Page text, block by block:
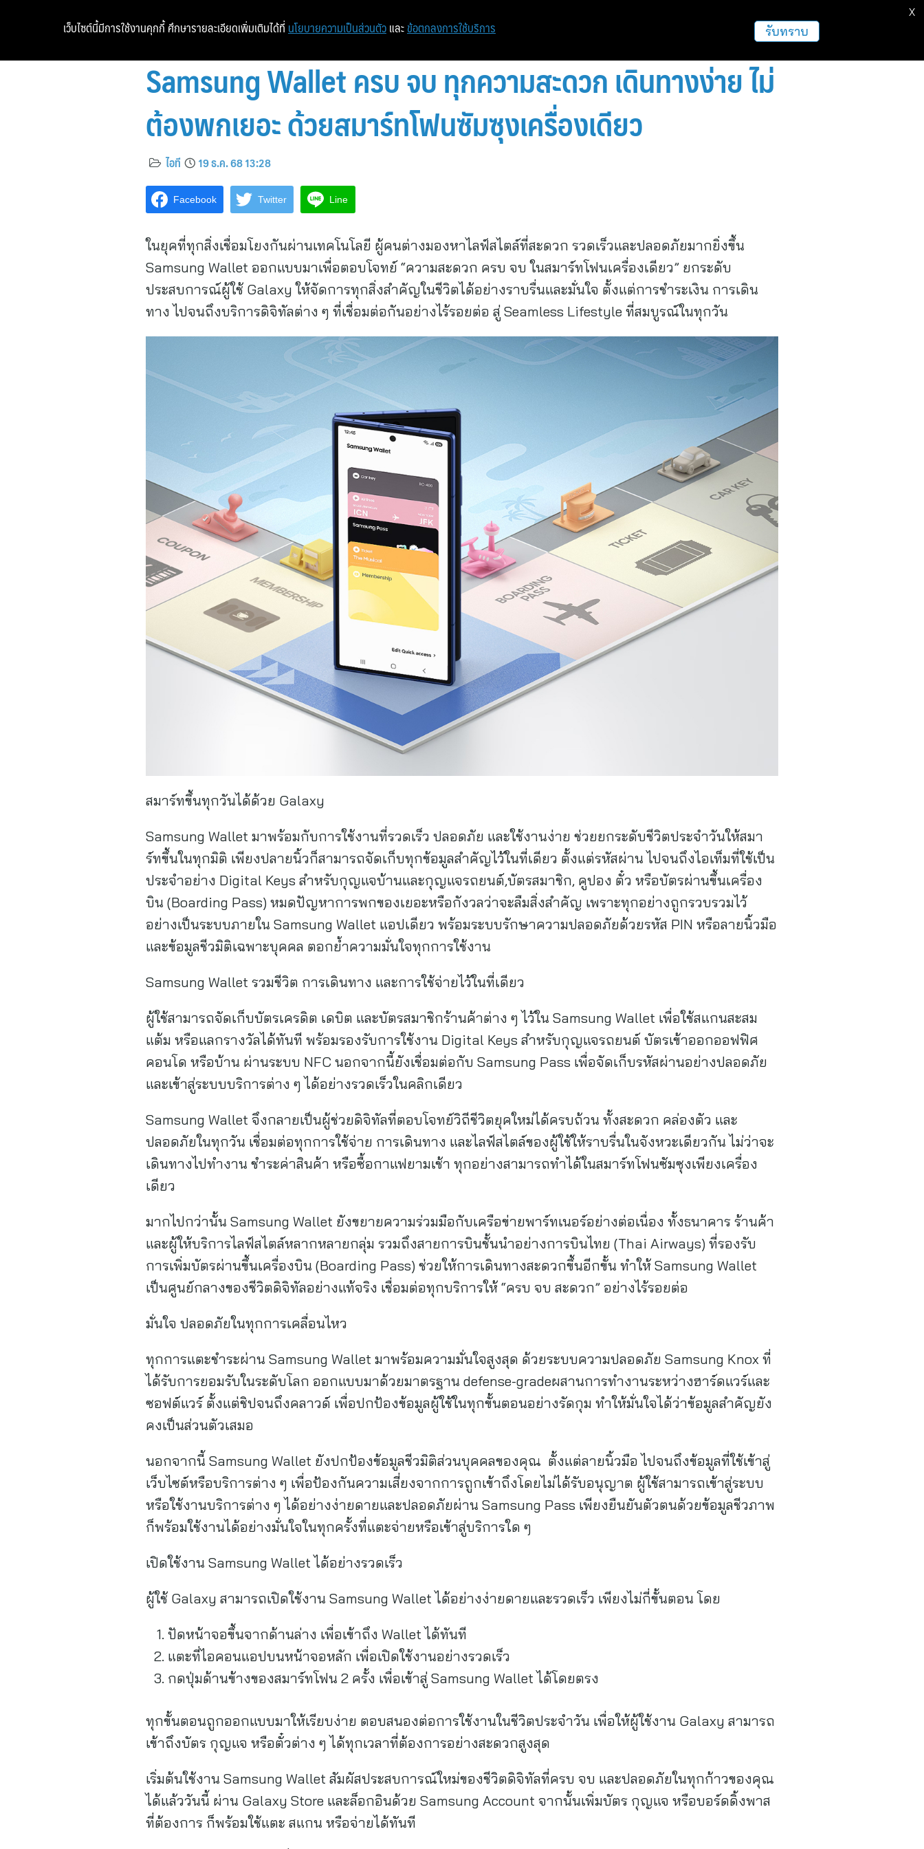
หน้าแรก ท่องเที่ยว ฝากข่าวประชาสัมพันธ์
Samsung Wallet ครบ จบ ทุกความสะดวก เดินทางง่าย ไม่
ต้องพกเยอะ ด้วยสมาร์ทโฟนซัมซุงเครื่องเดียว
ไอที 19 ธ.ค. 68 13:28
Facebook Twitter Line
ในยุคที่ทุกสิ่งเชื่อมโยงกันผ่านเทคโนโลยี ผู้คนต่างมองหาไลฟ์สไตล์ที่สะดวก รวดเร็วและปลอดภัยมากยิ่งขึ้น
Samsung Wallet ออกแบบมาเพื่อตอบโจทย์ “ความสะดวก ครบ จบ ในสมาร์ทโฟนเครื่องเดียว” ยกระดับ
ประสบการณ์ผู้ใช้ Galaxy ให้จัดการทุกสิ่งสำคัญในชีวิตได้อย่างราบรื่นและมั่นใจ ตั้งแต่การชำระเงิน การเดิน
ทาง ไปจนถึงบริการดิจิทัลต่าง ๆ ที่เชื่อมต่อกันอย่างไร้รอยต่อ สู่ Seamless Lifestyle ที่สมบูรณ์ในทุกวัน
สมาร์ทขึ้นทุกวันได้ด้วย Galaxy
Samsung Wallet มาพร้อมกับการใช้งานที่รวดเร็ว ปลอดภัย และใช้งานง่าย ช่วยยกระดับชีวิตประจำวันให้สมา
ร์ทขึ้นในทุกมิติ เพียงปลายนิ้วก็สามารถจัดเก็บทุกข้อมูลสำคัญไว้ในที่เดียว ตั้งแต่รหัสผ่าน ไปจนถึงไอเท็มที่ใช้เป็น
ประจำอย่าง Digital Keys สำหรับกุญแจบ้านและกุญแจรถยนต์,บัตรสมาชิก, คูปอง ตั๋ว หรือบัตรผ่านขึ้นเครื่อง
บิน (Boarding Pass) หมดปัญหาการพกของเยอะหรือกังวลว่าจะลืมสิ่งสำคัญ เพราะทุกอย่างถูกรวบรวมไว้
อย่างเป็นระบบภายใน Samsung Wallet แอปเดียว พร้อมระบบรักษาความปลอดภัยด้วยรหัส PIN หรือลายนิ้วมือ
และข้อมูลชีวมิติเฉพาะบุคคล ตอกย้ำความมั่นใจทุกการใช้งาน
Samsung Wallet รวมชีวิต การเดินทาง และการใช้จ่ายไว้ในที่เดียว
ผู้ใช้สามารถจัดเก็บบัตรเครดิต เดบิต และบัตรสมาชิกร้านค้าต่าง ๆ ไว้ใน Samsung Wallet เพื่อใช้สแกนสะสม
แต้ม หรือแลกรางวัลได้ทันที พร้อมรองรับการใช้งาน Digital Keys สำหรับกุญแจรถยนต์ บัตรเข้าออกออฟฟิศ
คอนโด หรือบ้าน ผ่านระบบ NFC นอกจากนี้ยังเชื่อมต่อกับ Samsung Pass เพื่อจัดเก็บรหัสผ่านอย่างปลอดภัย
และเข้าสู่ระบบบริการต่าง ๆ ได้อย่างรวดเร็วในคลิกเดียว
Samsung Wallet จึงกลายเป็นผู้ช่วยดิจิทัลที่ตอบโจทย์วิถีชีวิตยุคใหม่ได้ครบถ้วน ทั้งสะดวก คล่องตัว และ
ปลอดภัยในทุกวัน เชื่อมต่อทุกการใช้จ่าย การเดินทาง และไลฟ์สไตล์ของผู้ใช้ให้ราบรื่นในจังหวะเดียวกัน ไม่ว่าจะ
เดินทางไปทำงาน ชำระค่าสินค้า หรือซื้อกาแฟยามเช้า ทุกอย่างสามารถทำได้ในสมาร์ทโฟนซัมซุงเพียงเครื่อง
เดียว
มากไปกว่านั้น Samsung Wallet ยังขยายความร่วมมือกับเครือข่ายพาร์ทเนอร์อย่างต่อเนื่อง ทั้งธนาคาร ร้านค้า
และผู้ให้บริการไลฟ์สไตล์หลากหลายกลุ่ม รวมถึงสายการบินชั้นนำอย่างการบินไทย (Thai Airways) ที่รองรับ
การเพิ่มบัตรผ่านขึ้นเครื่องบิน (Boarding Pass) ช่วยให้การเดินทางสะดวกขึ้นอีกขั้น ทำให้ Samsung Wallet
เป็นศูนย์กลางของชีวิตดิจิทัลอย่างแท้จริง เชื่อมต่อทุกบริการให้ “ครบ จบ สะดวก” อย่างไร้รอยต่อ
มั่นใจ ปลอดภัยในทุกการเคลื่อนไหว
ทุกการแตะชำระผ่าน Samsung Wallet มาพร้อมความมั่นใจสูงสุด ด้วยระบบความปลอดภัย Samsung Knox ที่
ได้รับการยอมรับในระดับโลก ออกแบบมาด้วยมาตรฐาน defense-gradeผสานการทำงานระหว่างฮาร์ดแวร์และ
ซอฟต์แวร์ ตั้งแต่ชิปจนถึงคลาวด์ เพื่อปกป้องข้อมูลผู้ใช้ในทุกขั้นตอนอย่างรัดกุม ทำให้มั่นใจได้ว่าข้อมูลสำคัญยัง
คงเป็นส่วนตัวเสมอ
นอกจากนี้ Samsung Wallet ยังปกป้องข้อมูลชีวมิติส่วนบุคคลของคุณ ตั้งแต่ลายนิ้วมือ ไปจนถึงข้อมูลที่ใช้เข้าสู่
เว็บไซต์หรือบริการต่าง ๆ เพื่อป้องกันความเสี่ยงจากการถูกเข้าถึงโดยไม่ได้รับอนุญาต ผู้ใช้สามารถเข้าสู่ระบบ
หรือใช้งานบริการต่าง ๆ ได้อย่างง่ายดายและปลอดภัยผ่าน Samsung Pass เพียงยืนยันตัวตนด้วยข้อมูลชีวภาพ
ก็พร้อมใช้งานได้อย่างมั่นใจในทุกครั้งที่แตะจ่ายหรือเข้าสู่บริการใด ๆ
เปิดใช้งาน Samsung Wallet ได้อย่างรวดเร็ว
ผู้ใช้ Galaxy สามารถเปิดใช้งาน Samsung Wallet ได้อย่างง่ายดายและรวดเร็ว เพียงไม่กี่ขั้นตอน โดย
ปัดหน้าจอขึ้นจากด้านล่าง เพื่อเข้าถึง Wallet ได้ทันที
แตะที่ไอคอนแอปบนหน้าจอหลัก เพื่อเปิดใช้งานอย่างรวดเร็ว
กดปุ่มด้านข้างของสมาร์ทโฟน 2 ครั้ง เพื่อเข้าสู่ Samsung Wallet ได้โดยตรง
ทุกขั้นตอนถูกออกแบบมาให้เรียบง่าย ตอบสนองต่อการใช้งานในชีวิตประจำวัน เพื่อให้ผู้ใช้งาน Galaxy สามารถ
เข้าถึงบัตร กุญแจ หรือตั๋วต่าง ๆ ได้ทุกเวลาที่ต้องการอย่างสะดวกสูงสุด
เริ่มต้นใช้งาน Samsung Wallet สัมผัสประสบการณ์ใหม่ของชีวิตดิจิทัลที่ครบ จบ และปลอดภัยในทุกก้าวของคุณ
ได้แล้ววันนี้ ผ่าน Galaxy Store และล็อกอินด้วย Samsung Account จากนั้นเพิ่มบัตร กุญแจ หรือบอร์ดดิ้งพาส
ที่ต้องการ ก็พร้อมใช้แตะ สแกน หรือจ่ายได้ทันที
เว็บไซต์นี้มีการใช้งานคุกกี้ ศึกษารายละเอียดเพิ่มเติมได้ที่ นโยบายความเป็นส่วนตัว และ ข้อตกลงการใช้บริการ รับทราบ
X